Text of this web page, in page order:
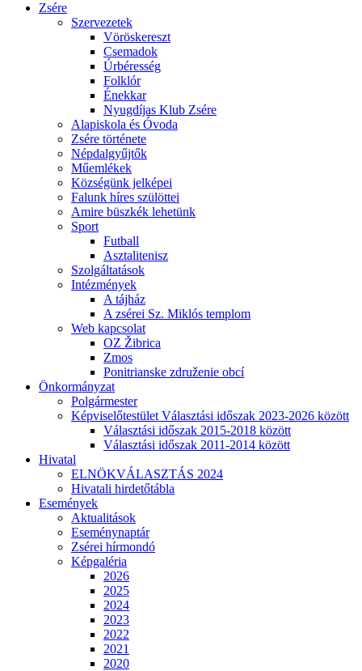
Zsére
Szervezetek
Vöröskereszt
Csemadok
Úrbéresség
Folklór
Énekkar
Nyugdíjas Klub Zsére
Alapiskola és Óvoda
Zsére története
Népdalgyűjtők
Műemlékek
Községünk jelképei
Falunk híres szülöttei
Amire büszkék lehetünk
Sport
Futball
Asztalitenisz
Szolgáltatások
Intézmények
A tájház
A zsérei Sz. Miklós templom
Web kapcsolat
OZ Žibrica
Zmos
Ponitrianske združenie obcí
Önkormányzat
Polgármester
Képviselőtestület Választási időszak 2023-2026 között
Választási időszak 2015-2018 között
Választási időszak 2011-2014 között
Hivatal
ELNÖKVÁLASZTÁS 2024
Hivatali hirdetőtábla
Események
Aktualitások
Eseménynaptár
Zsérei hírmondó
Képgaléria
2026
2025
2024
2023
2022
2021
2020